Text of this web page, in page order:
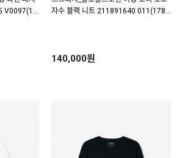
V0097(18
자수 블랙 니트 211891640 011(1780
140,000원